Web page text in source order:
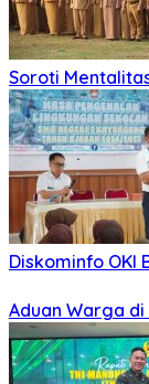
Soroti
Diskominfo OKI
Aduan Warga di